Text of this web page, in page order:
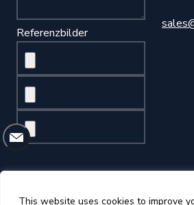
This website uses cookies to improve
Referenzbilder
©2026 Sheffield Gauge Plate Ltd